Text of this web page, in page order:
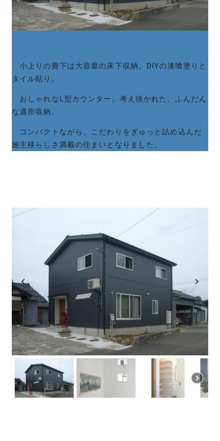
小上りの畳下は大容量の床下収納。DIYの漆喰塗りと
タイル貼り。
おしゃれなL型カウンター。考え抜かれた、ふんだん
な適所収納。
コンパクトながら、こだわりをぎゅっと詰め込んだ
施主様らしさ満載の住まいとなりました。